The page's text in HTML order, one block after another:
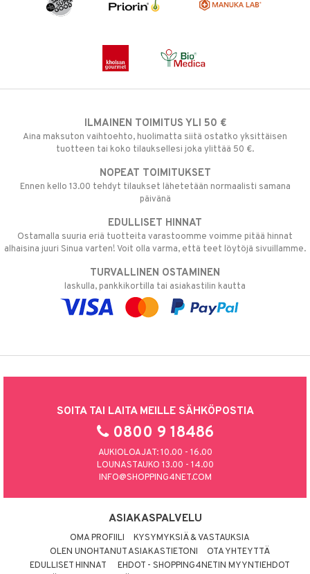
ILMAINEN TOIMITUS YLI 50 €
Aina maksuton vaihtoehto, huolimatta siitä ostatko yksittäisen
tuotteen tai koko tilauksellesi joka ylittää 50 €.
NOPEAT TOIMITUKSET
Ennen kello 13.00 tehdyt tilaukset lähetetään normaalisti samana
päivänä
EDULLISET HINNAT
Ostamalla suuria eriä tuotteita varastoomme voimme pitää hinnat
alhaisina juuri Sinua varten! Voit olla varma, että teet löytöjä sivuillamme.
TURVALLINEN OSTAMINEN
laskulla, pankkikortilla tai asiakastilin kautta
SOITA TAI LAITA MEILLE SÄHKÖPOSTIA
0800 9 18486
AUKIOLOAJAT: 10.00 - 16.00
LOUNASTAUKO 13.00 - 14.00
INFO@SHOPPING4NET.COM
ASIAKASPALVELU
OMA PROFIILI
KYSYMYKSIÄ & VASTAUKSIA
OLEN UNOHTANUT ASIAKASTIETONI
OTA YHTEYTTÄ
EDULLISET HINNAT
EHDOT - SHOPPING4NETIN MYYNTIEHDOT